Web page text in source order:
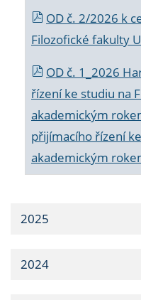
OD č. 2/2026 k
Filozofické fakulty
OD č. 1_2026
řízení ke studiu na
akademickým
přijímacího řízení
akademickým
2025
2024